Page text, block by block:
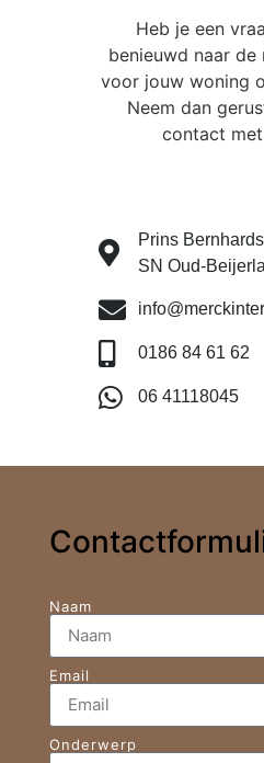
Heb je een
benieuwd naar de
voor jouw woning
Neem dan
contact
Prins
SN Oud-
0186 84 61 62
06 41118045
Naam
Email
Onderwerp